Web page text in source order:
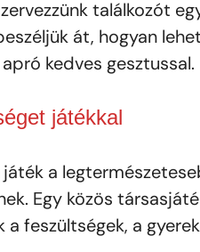
találkozót
át, hogyan
kedves gesztussal.
játékkal
játék a
Egy közös
feszültségek, a